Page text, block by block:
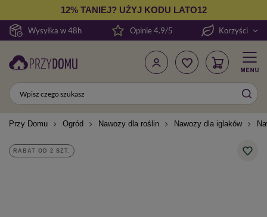
Wysyłka w 48h
12% TANIEJ? UŻYJ KODU LATO12
Opinie 4.9/5 Korzyści
Przy Domu Ogród Nawozy dla roślin Nawozy dla iglaków
RABAT OD 2 SZT.